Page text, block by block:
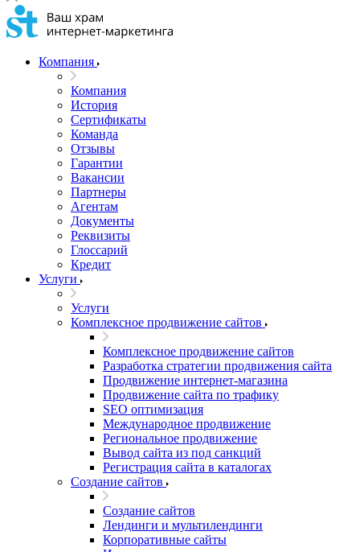
Компания
Компания
История
Сертификаты
Команда
Отзывы
Гарантии
Вакансии
Партнеры
Агентам
Документы
Реквизиты
Глоссарий
Кредит
Услуги
Услуги
Комплексное продвижение сайтов
Комплексное продвижение сайтов
Разработка стратегии продвижения сайта
Продвижение интернет-магазина
Продвижение сайта по трафику
SEO оптимизация
Международное продвижение
Региональное продвижение
Вывод сайта из под санкций
Регистрация сайта в каталогах
Создание сайтов
Создание сайтов
Лендинги и мультилендинги
Корпоративные сайты